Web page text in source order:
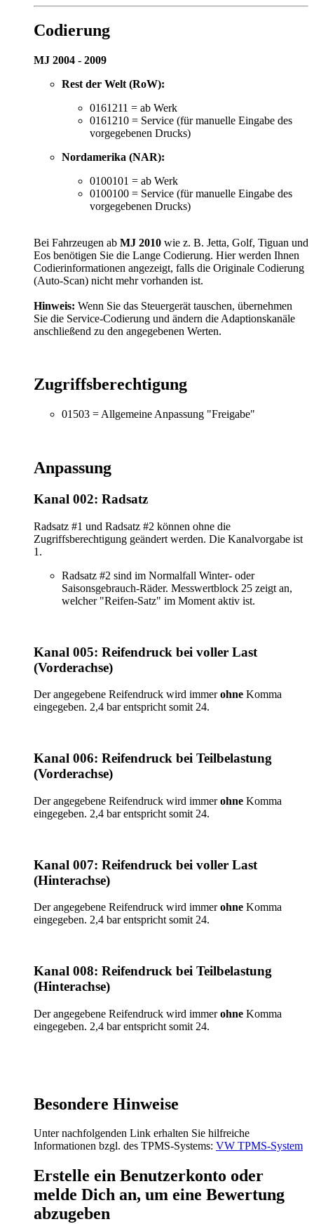
Codierung
MJ 2004 - 2009
Rest der Welt (RoW):
0161211 = ab Werk
0161210 = Service (für manuelle Eingabe des
vorgegebenen Drucks)
Nordamerika (NAR):
0100101 = ab Werk
0100100 = Service (für manuelle Eingabe des
vorgegebenen Drucks)
Bei Fahrzeugen ab MJ 2010 wie z. B. Jetta, Golf, Tiguan und
Eos benötigen Sie die Lange Codierung. Hier werden Ihnen
Codierinformationen angezeigt, falls die Originale Codierung
(Auto-Scan) nicht mehr vorhanden ist.
Hinweis: Wenn Sie das Steuergerät tauschen, übernehmen
Sie die Service-Codierung und ändern die Adaptionskanäle
anschließend zu den angegebenen Werten.
Zugriffsberechtigung
01503 = Allgemeine Anpassung "Freigabe"
Anpassung
Kanal 002: Radsatz
Radsatz #1 und Radsatz #2 können ohne die
Zugriffsberechtigung geändert werden. Die Kanalvorgabe ist
1.
Radsatz #2 sind im Normalfall Winter- oder
Saisonsgebrauch-Räder. Messwertblock 25 zeigt an,
welcher "Reifen-Satz" im Moment aktiv ist.
Kanal 005: Reifendruck bei voller Last
(Vorderachse)
Der angegebene Reifendruck wird immerohne Komma
eingegeben. 2,4 bar entspricht somit 24.
Kanal 006: Reifendruck bei Teilbelastung
(Vorderachse)
Der angegebene Reifendruck wird immerohne Komma
eingegeben. 2,4 bar entspricht somit 24.
Kanal 007: Reifendruck bei voller Last
(Hinterachse)
Der angegebene Reifendruck wird immerohne Komma
eingegeben. 2,4 bar entspricht somit 24.
Kanal 008: Reifendruck bei Teilbelastung
(Hinterachse)
Der angegebene Reifendruck wird immerohne Komma
eingegeben. 2,4 bar entspricht somit 24.
Besondere Hinweise
Unter nachfolgenden Link erhalten Sie hilfreiche
Informationen bzgl. des TPMS-Systems: VW TPMS-System
Erstelle ein Benutzerkonto oder
melde Dich an, um eine Bewertung
abzugeben